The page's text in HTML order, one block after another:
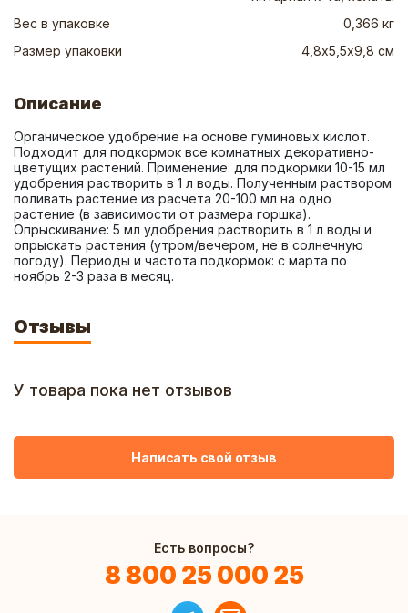
Вес в упаковке
0,366 кг
Размер упаковки
4,8х5,5х9,8 см
Описание
Органическое удобрение на основе гуминовых кислот.
Подходит для подкормок все комнатных декоративно-
цветущих растений. Применение: для подкормки 10-15 мл
удобрения растворить в 1 л воды. Полученным раствором
поливать растение из расчета 20-100 мл на одно
растение (в зависимости от размера горшка).
Опрыскивание: 5 мл удобрения растворить в 1 л воды и
опрыскать растения (утром/вечером, не в солнечную
погоду). Периоды и частота подкормок: с марта по
ноябрь 2-3 раза в месяц.
Отзывы
У товара пока нет отзывов
Написать свой отзыв
Есть вопросы?
8 800 25 000 25